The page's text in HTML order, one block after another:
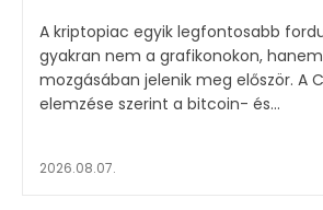
A kriptopiac egyik legfontosabb
gyakran nem a grafikonokon,
mozgásában jelenik meg először. A CryptoQuant friss
elemzése szerint a bitcoin- és...
2026.08.07.